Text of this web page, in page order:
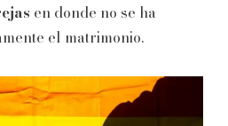
en donde no se ha
el matrimonio.